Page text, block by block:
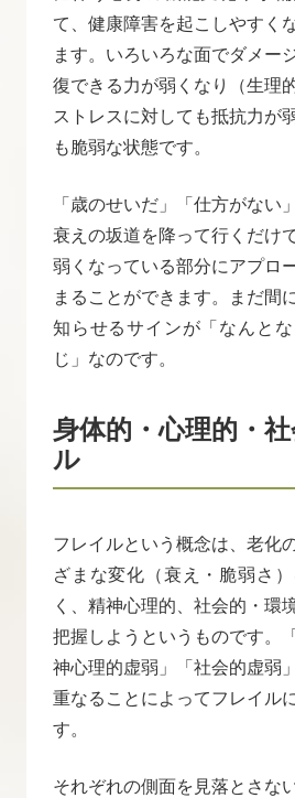
て、健康障害を起こしやすく
ます。いろいろな面でダメー
復できる力が弱くなり（生理
ストレスに対しても抵抗力が
も脆弱な状態です。
「歳のせいだ」「仕方がない
衰えの坂道を降って行くだけ
弱くなっている部分にアプロ
まることができます。まだ間
知らせるサインが「なんと
じ」なのです。
身体的・心理的・
ル
フレイルという概念は、老化
ざまな変化（衰え・脆弱さ
く、精神心理的、社会的・環
把握しようというものです。
神心理的虚弱」「社会的虚弱
重なることによってフレイル
す。
それぞれの側面を見落とさな